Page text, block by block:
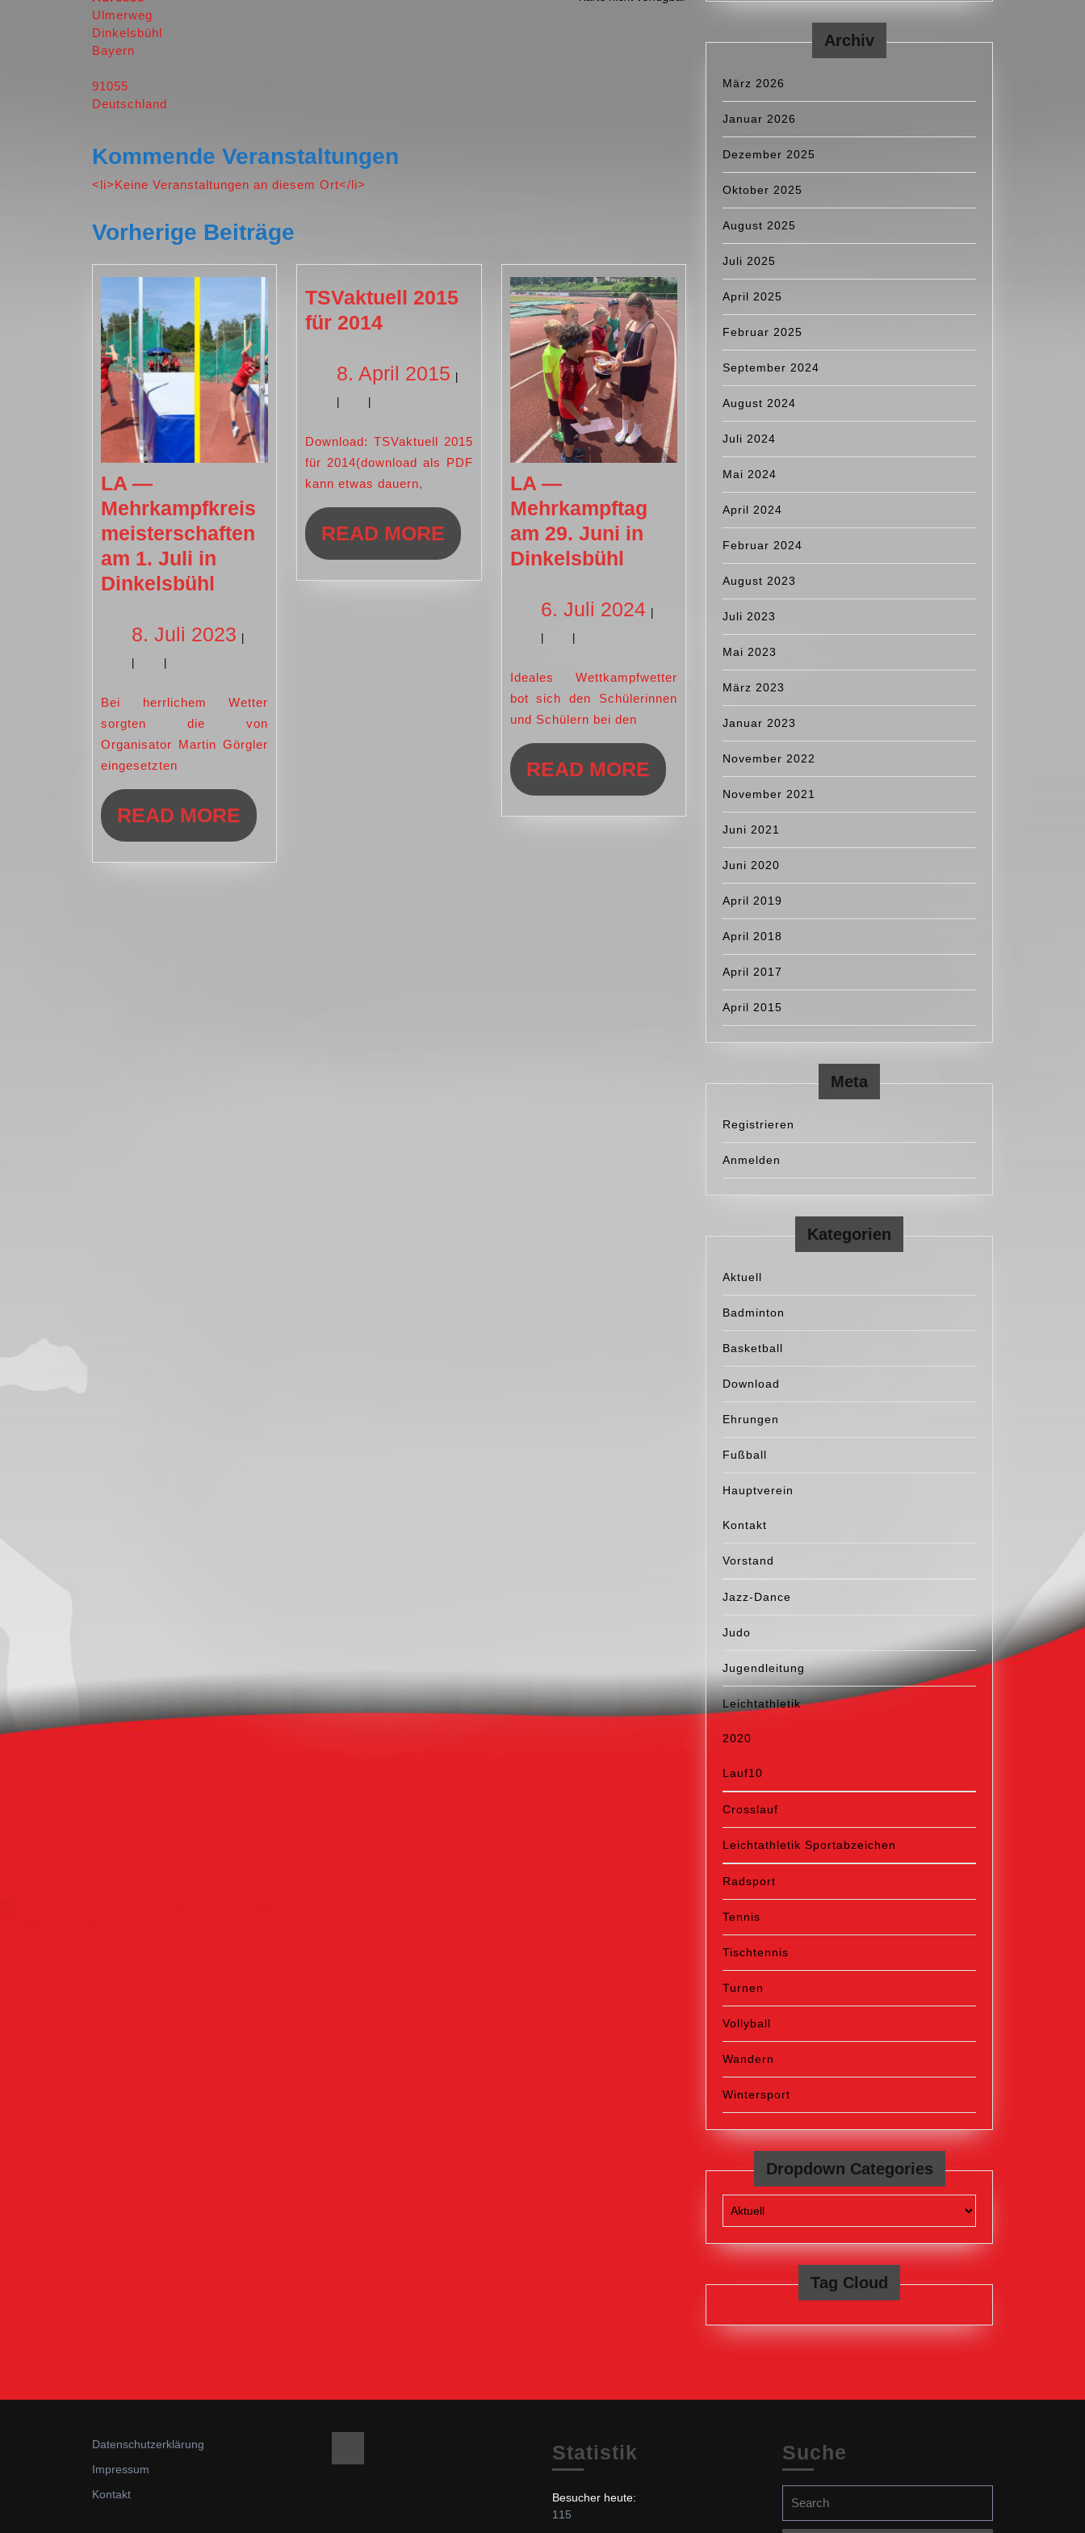
Ulmerweg
Dinkelsbühl
Bayern
91055
Deutschland
Kommende Veranstaltungen
<li>Keine Veranstaltungen an diesem Ort</li>
Vorherige Beiträge
LA —
Mehrkampfkreis
meisterschaften
am 1. Juli in
Dinkelsbühl
Mehrkampfkreismeisterschaften
Juli
Dinkelsbühl
8. Juli 2023 8.
2023
Bei herrlichem Wetter
sorgten die von
Organisator Martin Görgler
eingesetzten
READ MORE READ
MORE
TSVaktuell 2015
für 2014TSVaktuell
für
8. April 2015 8.
2015
Download: TSVaktuell 2015
für 2014(download als PDF
kann etwas dauern,
READ MORE READ
MORE
LA —
Mehrkampftag
am 29. Juni in
DinkelsbühlLA
Mehrkampftag
Juni
in
Dinkelsbühl
6. Juli 2024 6.
2024
Ideales Wettkampfwetter
bot sich den Schülerinnen
und Schülern bei den
READ MOREREAD
MORE
Archiv
März 2026
Januar 2026
Dezember 2025
Oktober 2025
August 2025
Juli 2025
April 2025
Februar 2025
September 2024
August 2024
Juli 2024
Mai 2024
April 2024
Februar 2024
August 2023
Juli 2023
Mai 2023
März 2023
Januar 2023
November 2022
November 2021
Juni 2021
Juni 2020
April 2019
April 2018
April 2017
April 2015
Meta
Registrieren
Anmelden
Kategorien
Aktuell
Badminton
Basketball
Download
Ehrungen
Fußball
Hauptverein
Kontakt
Vorstand
Jazz-Dance
Judo
Jugendleitung
Leichtathletik
2020
Lauf10
Crosslauf
Leichtathletik Sportabzeichen
Radsport
Tennis
Tischtennis
Turnen
Vollyball
Wandern
Wintersport
Dropdown Categories
Tag Cloud
Datenschutzerklärung
Impressum
Kontakt
Statistik
Besucher heute:
115
Suche
for: